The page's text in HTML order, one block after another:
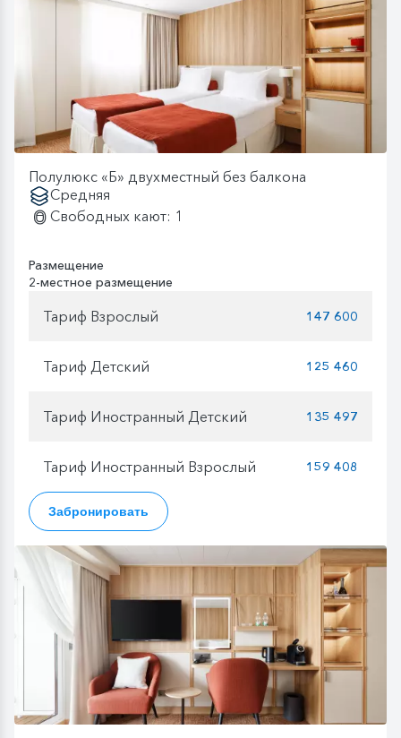
Полулюкс «Б» двухместный без балкона
Средняя
Свободных кают: 1
Размещение
2-местное размещение
Тариф Взрослый 147 600
Тариф Детский 125 460
Тариф Иностранный Детский 135 497
Тариф Иностранный Взрослый 159 408
Забронировать